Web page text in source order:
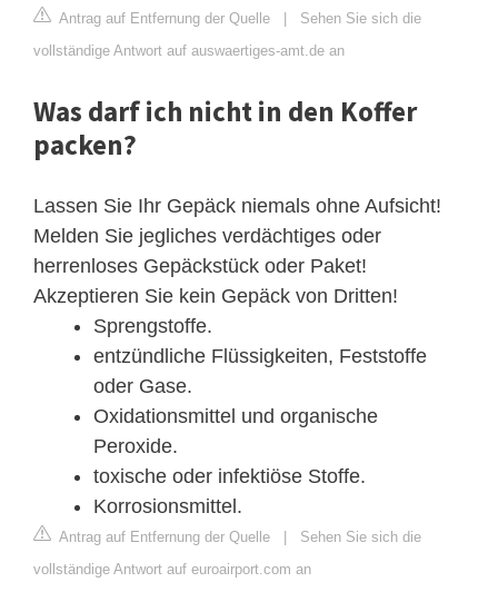
Antrag auf Entfernung der Quelle | Sehen Sie sich die
vollständige Antwort auf auswaertiges-amt.de an
Was darf ich nicht in den Koffer
packen?
Lassen Sie Ihr Gepäck niemals ohne Aufsicht!
Melden Sie jegliches verdächtiges oder
herrenloses Gepäckstück oder Paket!
Akzeptieren Sie kein Gepäck von Dritten!
Sprengstoffe.
entzündliche Flüssigkeiten, Feststoffe
oder Gase.
Oxidationsmittel und organische
Peroxide.
toxische oder infektiöse Stoffe.
Korrosionsmittel.
Antrag auf Entfernung der Quelle | Sehen Sie sich die
vollständige Antwort auf euroairport.com an